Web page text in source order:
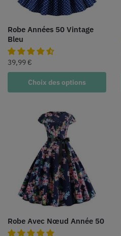
Robe Années 50 Vintage
Bleu
39,99 €
Choix des options
Robe Avec Nœud Année 50